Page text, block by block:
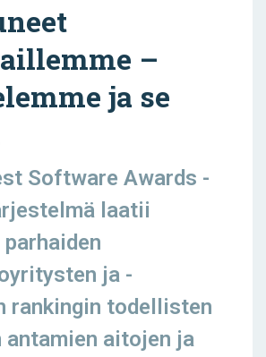
–
ja se
Software Awards -
laatii
ja -
rankingin todellisten
antamien aitojen ja